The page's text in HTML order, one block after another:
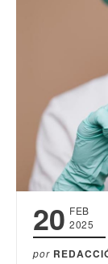
20 FEB
2025
por